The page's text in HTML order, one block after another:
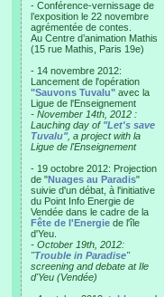
- Conférence-vernissage de
l’exposition le 22 novembre
agrémentée de contes.
Au Centre d’animation Mathis
(15 rue Mathis, Paris 19e)
- 14 novembre 2012:
Lancement de l'opération
"Sauvons Tuvalu" avec la
Ligue de l'Enseignement
- November 14th, 2012 :
Lauching day of "Let's save
Tuvalu", a project with la
Ligue de l'Enseignement
- 19 octobre 2012: Projection
de "Nuages au Paradis"
suivie d'un débat, à l'initiative
du Point Info Energie de
Vendée dans le cadre de la
Fête de l'Energie de l'île
d'Yeu.
- October 19th, 2012:
"Trouble in Paradise"
screening and debate at Ile
d'Yeu (Vendée)